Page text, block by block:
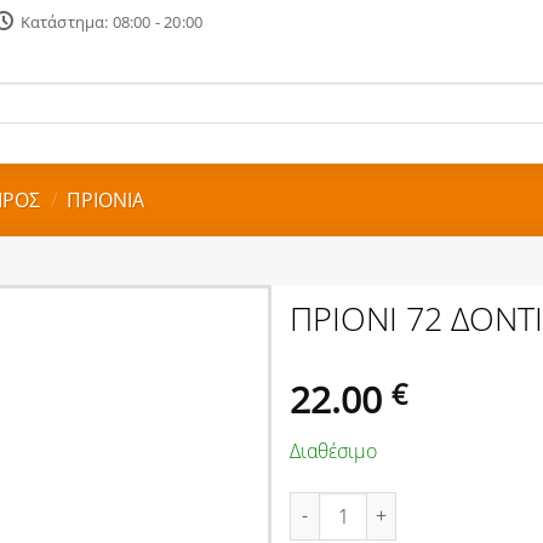
Κατάστημα: 08:00 - 20:00
/ ΠΡΙΟΝΙΑ
ΠΡΙΟΝΙ 72
22.00 €
Διαθέσιμο
ΠΡΙΟΝΙ 72 ΔΟΝΤΙΑ 600mm